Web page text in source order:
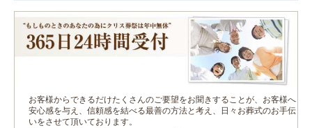
お客様からできるだけたくさんのご要望をお聞きすることが、お客様へ
安心感を与え、信頼感を結べる最善の方法と考え、日々お葬式のお手伝
いをさせて頂いております。